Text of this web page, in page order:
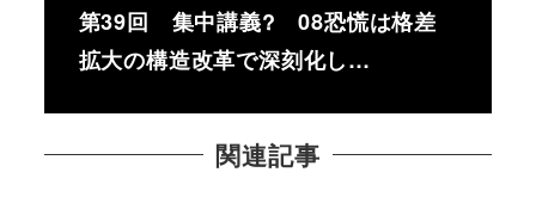
第39回 集中講義? 08恐慌は格差
拡大の構造改革で深刻化し…
関連記事